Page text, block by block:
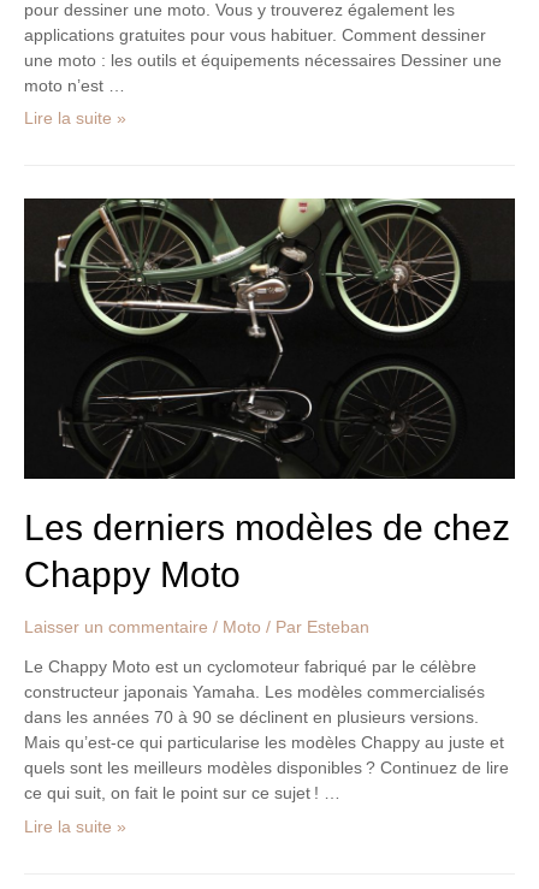
pour dessiner une moto. Vous y trouverez également les
applications gratuites pour vous habituer. Comment dessiner
une moto : les outils et équipements nécessaires Dessiner une
moto n’est …
Lire la suite »
Les derniers modèles de chez
Chappy Moto
Laisser un commentaire / Moto / Par Esteban
Le Chappy Moto est un cyclomoteur fabriqué par le célèbre
constructeur japonais Yamaha. Les modèles commercialisés
dans les années 70 à 90 se déclinent en plusieurs versions.
Mais qu’est-ce qui particularise les modèles Chappy au juste et
quels sont les meilleurs modèles disponibles ? Continuez de lire
ce qui suit, on fait le point sur ce sujet ! …
derniers
modèles
Lire la suite »